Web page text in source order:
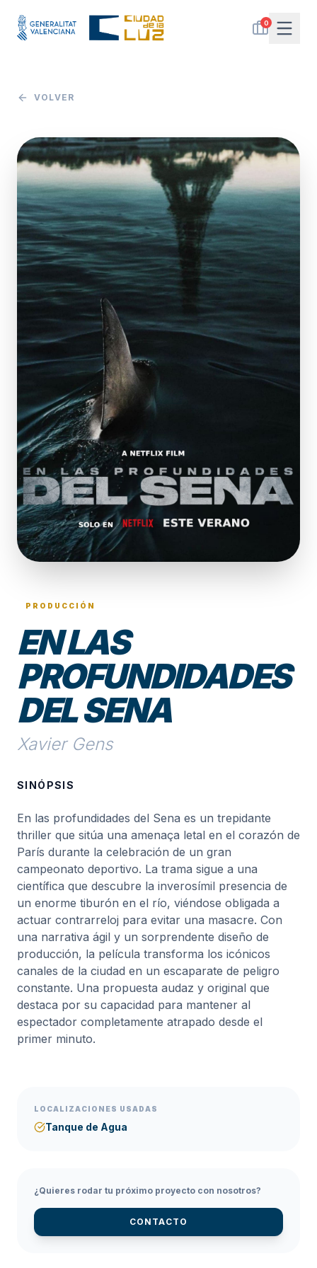
0
VOLVER
PRODUCCIÓN
EN LAS
PROFUNDIDADES
DEL SENA
Xavier Gens
SINÓPSIS
En las profundidades del Sena es un trepidante
thriller que sitúa una amenaça letal en el corazón de
París durante la celebración de un gran
campeonato deportivo. La trama sigue a una
científica que descubre la inverosímil presencia de
un enorme tiburón en el río, viéndose obligada a
actuar contrarreloj para evitar una masacre. Con
una narrativa ágil y un sorprendente diseño de
producción, la película transforma los icónicos
canales de la ciudad en un escaparate de peligro
constante. Una propuesta audaz y original que
destaca por su capacidad para mantener al
espectador completamente atrapado desde el
primer minuto.
LOCALIZACIONES USADAS
Tanque de Agua
¿Quieres rodar tu próximo proyecto con nosotros?
CONTACTO